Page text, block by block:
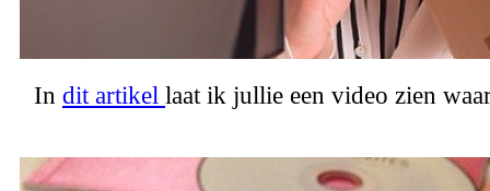
In dit artikel laat ik jullie een video zien